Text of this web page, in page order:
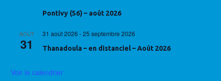
Pontivy (56) – août 2026
AOÛT
31
31 août 2026 -25 septembre 2026
Thanadoula – en distanciel – Août 2026
Voir le calendrier